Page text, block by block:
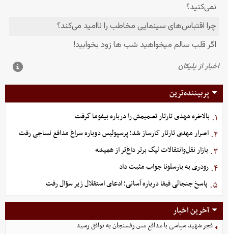
پربیننده‌ترین
۱. بالاخره مهدی تارتار تصمیمش را درباره بیفوما گرفت
۲. اصرار مهدی تارتار کارساز شد؛ پرسپولیس دوباره سراغ مدافع نساجی رفت
۳. بازار نقل‌وانتقالات لیگ برتر داغ‌تر از همیشه
۴. رودری به بارسلونا جواب مثبت داد
۵. پاسخ جنجالی فیفا درباره آسانی؛ ادعای استقلال زیر سؤال رفت
آخرین اخبار
فجر شهید سپاسی با مدافع مس رفسنجان به توافق رسید